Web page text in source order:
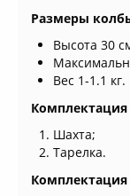
Размеры
Высота 30
Вес 1-1.1 кг.
Шахта;
Тарелка.